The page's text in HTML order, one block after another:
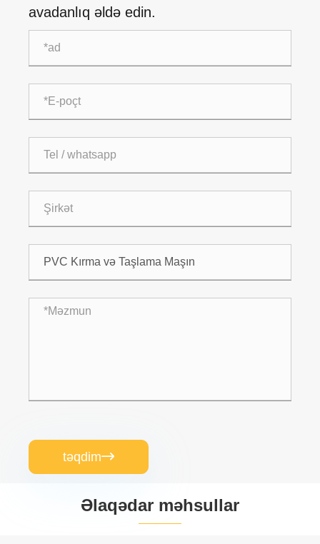
avadanlıq əldə edin.
təqdim
Əlaqədar məhsullar